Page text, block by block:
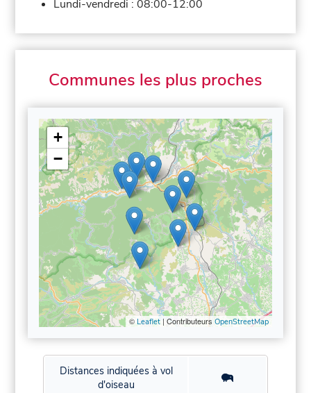
Lundi-vendredi :08:00-12:00
Communes les plus proches
+
−
© Leaflet| Contributeurs OpenStreetMap
Distances indiquées à vol
d'oiseau